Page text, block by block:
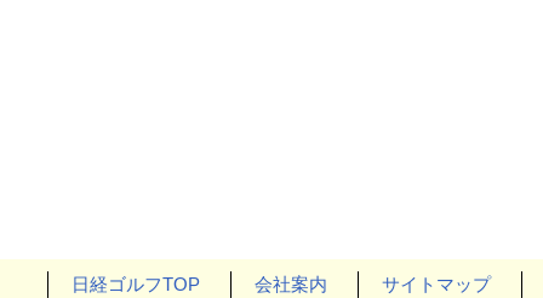
日経ゴルフTOP 会社案内 サイトマップ